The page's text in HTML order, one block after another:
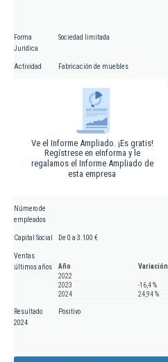
Forma
Jurídica
Sociedad limitada
Actividad Fabricación de muebles
Ve el Informe Ampliado. ¡Es gratis!
Regístrese en eInforma y le
regalamos el Informe Ampliado de
esta empresa
Número de
empleados
Capital Social De 0 a 3.100 €
Ventas
últimos años
Año
Variación
2022
2023
-16,4 %
2024
24,94 %
Resultado
2024
Positivo